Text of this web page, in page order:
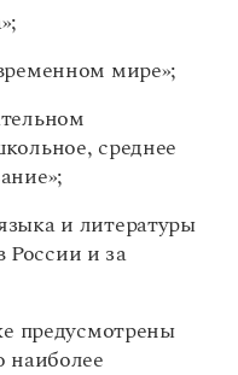
мире»;
среднее
и литературы
и за
предусмотрены
наиболее